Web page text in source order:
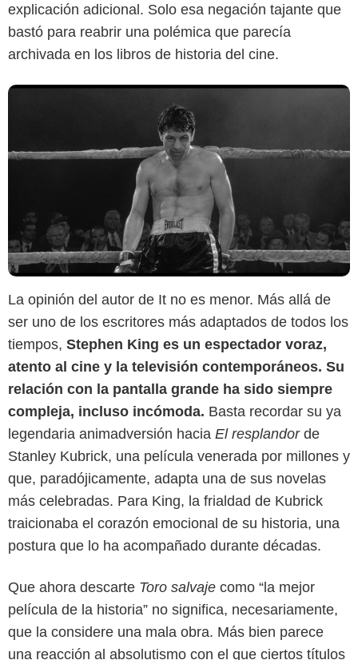
explicación adicional. Solo esa negación tajante que
bastó para reabrir una polémica que parecía
archivada en los libros de historia del cine.
La opinión del autor de It no es menor. Más allá de
ser uno de los escritores más adaptados de todos los
tiempos, Stephen King es un espectador voraz,
atento al cine y la televisión contemporáneos. Su
relación con la pantalla grande ha sido siempre
compleja, incluso incómoda. Basta recordar su ya
legendaria animadversión hacia El resplandor de
Stanley Kubrick, una película venerada por millones y
que, paradójicamente, adapta una de sus novelas
más celebradas. Para King, la frialdad de Kubrick
traicionaba el corazón emocional de su historia, una
postura que lo ha acompañado durante décadas.
Que ahora descarte Toro salvaje como “la mejor
película de la historia” no significa, necesariamente,
que la considere una mala obra. Más bien parece
una reacción al absolutismo con el que ciertos títulos